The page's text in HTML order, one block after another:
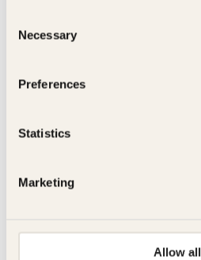
Selection
Necessary
Preferences
Statistics
Marketing
Allow all
Terrorjegerne